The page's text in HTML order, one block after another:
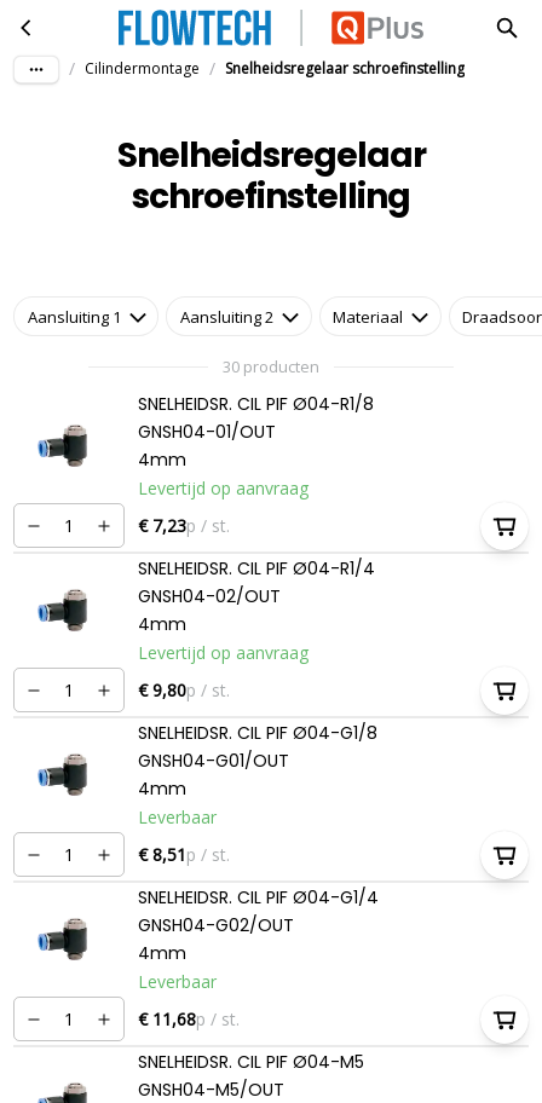
Ga naar hoofdinhoudSnelheidsregelaar schroefinstelling
/ Cilindermontage / Snelheidsregelaar schroefinstelling
Snelheidsregelaar
schroefinstelling
Aansluiting 1 Aansluiting 2 Materiaal
30 producten
SNELHEIDSR. CIL PIF Ø04-R1/8
GNSH04-01/OUT
4mm
Levertijd op aanvraag
€ 7,23p / st.
SNELHEIDSR. CIL PIF Ø04-R1/4
GNSH04-02/OUT
4mm
Levertijd op aanvraag
€ 9,80p / st.
SNELHEIDSR. CIL PIF Ø04-G1/8
GNSH04-G01/OUT
4mm
Leverbaar
€ 8,51p / st.
SNELHEIDSR. CIL PIF Ø04-G1/4
GNSH04-G02/OUT
4mm
Leverbaar
€ 11,68p / st.
SNELHEIDSR. CIL PIF Ø04-M5
GNSH04-M5/OUT